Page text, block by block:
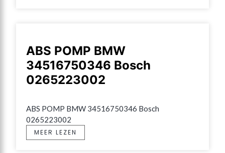
ABS POMP BMW
34516750346 Bosch
0265223002
ABS POMP BMW 34516750346 Bosch
0265223002
MEER LEZEN